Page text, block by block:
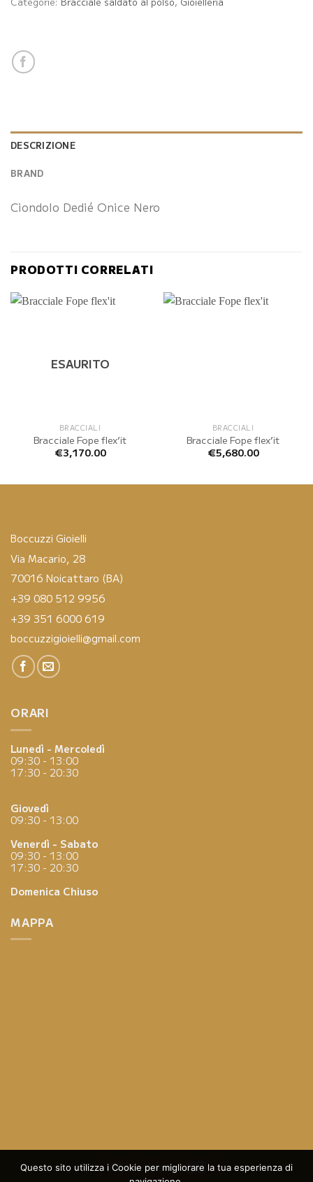
DESCRIZIONE
BRAND
Ciondolo Dedié Onice Nero
PRODOTTI CORRELATI
ESAURITO
BRACCIALI
Bracciale Fope flex’it
€3,170.00
BRACCIALI
Bracciale Fope flex’it
€5,680.00
Boccuzzi Gioielli
Via Macario, 28
70016 Noicattaro (BA)
+39 080 512 9956
+39 351 6000 619
boccuzzigioielli@gmail.com
ORARI
Lunedì - Mercoledì
09:30 - 13:00
17:30 - 20:30
Giovedì
09:30 - 13:00
Venerdì - Sabato
09:30 - 13:00
17:30 - 20:30
Domenica Chiuso
MAPPA
Questo sito utilizza i Cookie per migliorare la tua esperienza di